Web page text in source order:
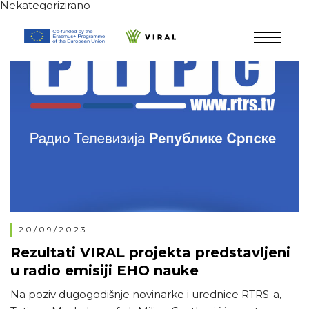
Nekategorizirano
20/09/2023
Rezultati VIRAL projekta predstavljeni
u radio emisiji EHO nauke
Na poziv dugogodišnje novinarke i urednice RTRS-a,